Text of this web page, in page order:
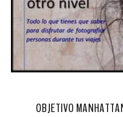
OBJETIVO